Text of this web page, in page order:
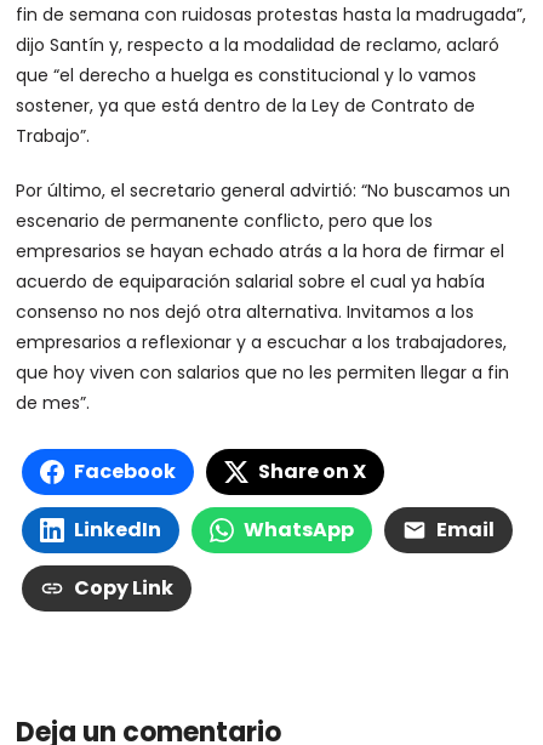
fin de semana con ruidosas protestas hasta la madrugada”,
dijo Santín y, respecto a la modalidad de reclamo, aclaró
que “el derecho a huelga es constitucional y lo vamos
sostener, ya que está dentro de la Ley de Contrato de
Trabajo”.
Por último, el secretario general advirtió: “No buscamos un
escenario de permanente conflicto, pero que los
empresarios se hayan echado atrás a la hora de firmar el
acuerdo de equiparación salarial sobre el cual ya había
consenso no nos dejó otra alternativa. Invitamos a los
empresarios a reflexionar y a escuchar a los trabajadores,
que hoy viven con salarios que no les permiten llegar a fin
de mes”.
Facebook Share on X
LinkedIn WhatsApp Email
Copy Link
Deja un comentario